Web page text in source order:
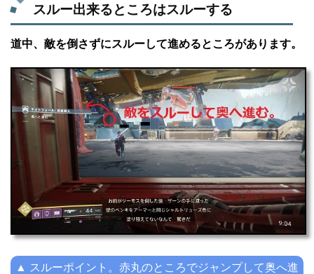
スルー出来るところはスルーする
道中、敵を倒さずにスルーして進めるところがあります。
▲ スルーポイント。赤丸のところでジャンプして奥へ進